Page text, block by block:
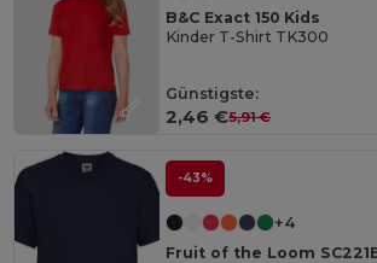
B&C Exact 150 Kids
Kinder T-Shirt TK300
Günstigste:
2,46 €5,91 €
-43%
+4
Fruit of the Loom